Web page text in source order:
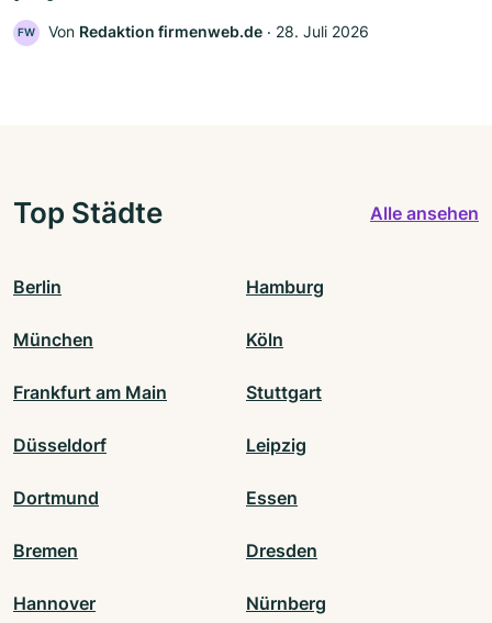
FW Von Redaktion firmenweb.de ‧ 28. Juli 2026
Top Städte Alle ansehen
Berlin Hamburg
München Köln
Frankfurt am Main Stuttgart
Düsseldorf Leipzig
Dortmund Essen
Bremen Dresden
Hannover Nürnberg